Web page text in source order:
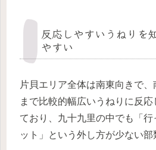
反応しやすいうねりを
やすい
片貝エリア全体は南東向きで、
まで比較的幅広いうねりに反
ており、九十九里の中でも「
ット」という外し方が少ない部